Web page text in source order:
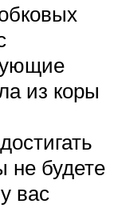
из коры
не будете
вас